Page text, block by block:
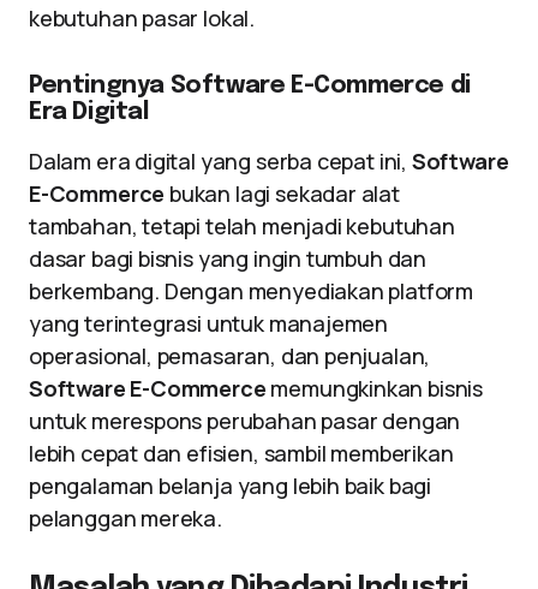
kebutuhan pasar lokal.
Pentingnya Software E-Commerce di
Era Digital
Dalam era digital yang serba cepat ini, Software
E-Commerce bukan lagi sekadar alat
tambahan, tetapi telah menjadi kebutuhan
dasar bagi bisnis yang ingin tumbuh dan
berkembang. Dengan menyediakan platform
yang terintegrasi untuk manajemen
operasional, pemasaran, dan penjualan,
Software E-Commerce memungkinkan bisnis
untuk merespons perubahan pasar dengan
lebih cepat dan efisien, sambil memberikan
pengalaman belanja yang lebih baik bagi
pelanggan mereka.